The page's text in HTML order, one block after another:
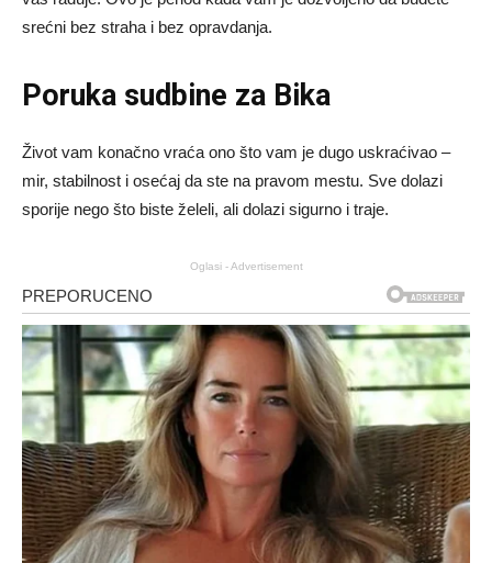
srećni bez straha i bez opravdanja.
Poruka sudbine za Bika
Život vam konačno vraća ono što vam je dugo uskraćivao –
mir, stabilnost i osećaj da ste na pravom mestu. Sve dolazi
sporije nego što biste želeli, ali dolazi sigurno i traje.
Oglasi - Advertisement